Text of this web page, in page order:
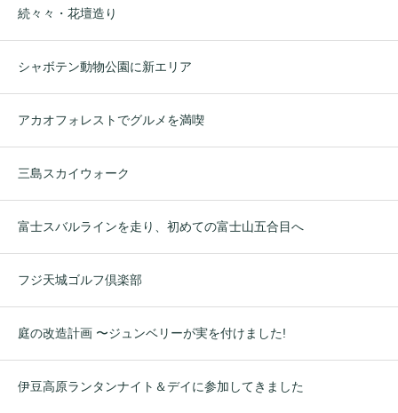
続々々・花壇造り
シャボテン動物公園に新エリア
アカオフォレストでグルメを満喫
三島スカイウォーク
富士スバルラインを走り、初めての富士山五合目へ
フジ天城ゴルフ倶楽部
庭の改造計画 〜ジュンベリーが実を付けました!
伊豆高原ランタンナイト＆デイに参加してきました